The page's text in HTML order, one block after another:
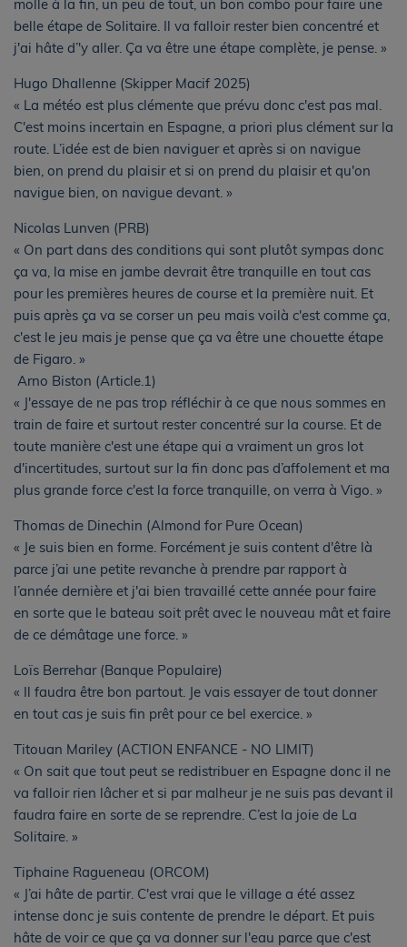
molle à la fin, un peu de tout, un bon combo pour faire une
belle étape de Solitaire. Il va falloir rester bien concentré et
j'ai hâte d’'y aller. Ça va être une étape complète, je pense. »
Hugo Dhallenne (Skipper Macif 2025)
« La météo est plus clémente que prévu donc c'est pas mal.
C'est moins incertain en Espagne, a priori plus clément sur la
route. L’idée est de bien naviguer et après si on navigue
bien, on prend du plaisir et si on prend du plaisir et qu'on
navigue bien, on navigue devant. »
Nicolas Lunven (PRB)
« On part dans des conditions qui sont plutôt sympas donc
ça va, la mise en jambe devrait être tranquille en tout cas
pour les premières heures de course et la première nuit. Et
puis après ça va se corser un peu mais voilà c'est comme ça,
c'est le jeu mais je pense que ça va être une chouette étape
de Figaro. »
Arno Biston (Article.1)
« J'essaye de ne pas trop réfléchir à ce que nous sommes en
train de faire et surtout rester concentré sur la course. Et de
toute manière c'est une étape qui a vraiment un gros lot
d'incertitudes, surtout sur la fin donc pas d’affolement et ma
plus grande force c'est la force tranquille, on verra à Vigo. »
Thomas de Dinechin (Almond for Pure Ocean)
« Je suis bien en forme. Forcément je suis content d'être là
parce j’ai une petite revanche à prendre par rapport à
l’année dernière et j'ai bien travaillé cette année pour faire
en sorte que le bateau soit prêt avec le nouveau mât et faire
de ce démâtage une force. »
Loïs Berrehar (Banque Populaire)
« Il faudra être bon partout. Je vais essayer de tout donner
en tout cas je suis fin prêt pour ce bel exercice. »
Titouan Mariley (ACTION ENFANCE - NO LIMIT)
« On sait que tout peut se redistribuer en Espagne donc il ne
va falloir rien lâcher et si par malheur je ne suis pas devant il
faudra faire en sorte de se reprendre. C’est la joie de La
Solitaire. »
Tiphaine Ragueneau (ORCOM)
« J’ai hâte de partir. C'est vrai que le village a été assez
intense donc je suis contente de prendre le départ. Et puis
hâte de voir ce que ça va donner sur l'eau parce que c'est